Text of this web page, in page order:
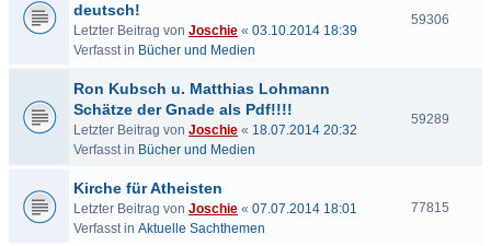
deutsch!
Letzter Beitrag von Joschie « 03.10.2014 18:39
Verfasst in Bücher und Medien
59306
Ron Kubsch u. Matthias Lohmann
Schätze der Gnade als Pdf!!!!
Letzter Beitrag von Joschie « 18.07.2014 20:32
Verfasst in Bücher und Medien
59289
Kirche für Atheisten
Letzter Beitrag von Joschie « 07.07.2014 18:01
Verfasst in Aktuelle Sachthemen
77815